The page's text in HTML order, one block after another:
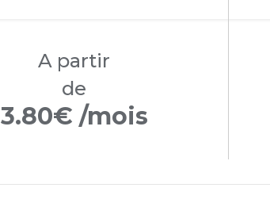
A partir
de
3.80€ /mois